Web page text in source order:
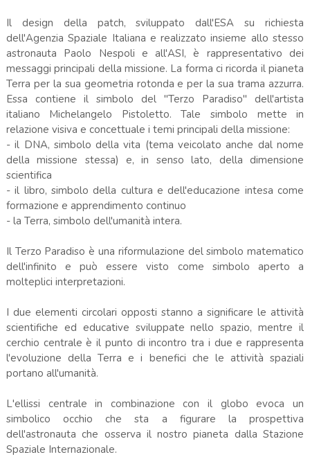
Il design della patch, sviluppato dall'ESA su richiesta
dell'Agenzia Spaziale Italiana e realizzato insieme allo stesso
astronauta Paolo Nespoli e all'ASI, è rappresentativo dei
messaggi principali della missione. La forma ci ricorda il pianeta
Terra per la sua geometria rotonda e per la sua trama azzurra.
Essa contiene il simbolo del "Terzo Paradiso" dell'artista
italiano Michelangelo Pistoletto. Tale simbolo mette in
relazione visiva e concettuale i temi principali della missione:
- il DNA, simbolo della vita (tema veicolato anche dal nome
della missione stessa) e, in senso lato, della dimensione
scientifica
- il libro, simbolo della cultura e dell'educazione intesa come
formazione e apprendimento continuo
- la Terra, simbolo dell'umanità intera.
Il Terzo Paradiso è una riformulazione del simbolo matematico
dell'infinito e può essere visto come simbolo aperto a
molteplici interpretazioni.
I due elementi circolari opposti stanno a significare le attività
scientifiche ed educative sviluppate nello spazio, mentre il
cerchio centrale è il punto di incontro tra i due e rappresenta
l'evoluzione della Terra e i benefici che le attività spaziali
portano all'umanità.
L'ellissi centrale in combinazione con il globo evoca un
simbolico occhio che sta a figurare la prospettiva
dell'astronauta che osserva il nostro pianeta dalla Stazione
Spaziale Internazionale.